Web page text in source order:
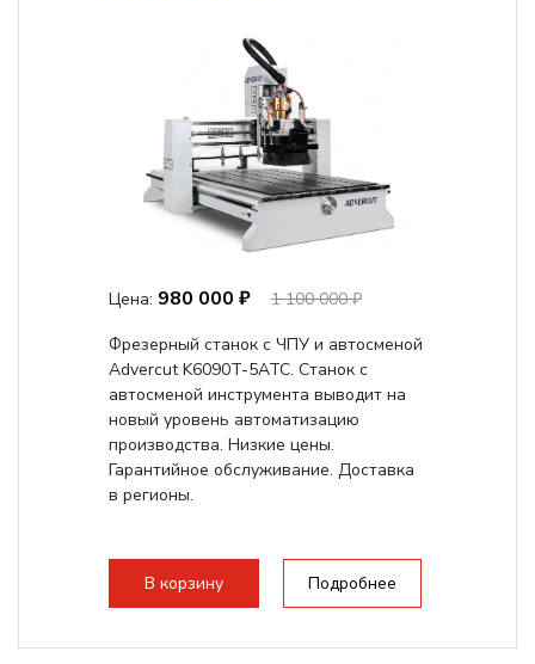
Цена: 980 000 ₽
1 100 000 ₽
Фрезерный станок с ЧПУ и автосменой
Advercut K6090T-5ATC. Станок с
автосменой инструмента выводит на
новый уровень автоматизацию
производства. Низкие цены.
Гарантийное обслуживание. Доставка
в регионы.
В корзину Подробнее